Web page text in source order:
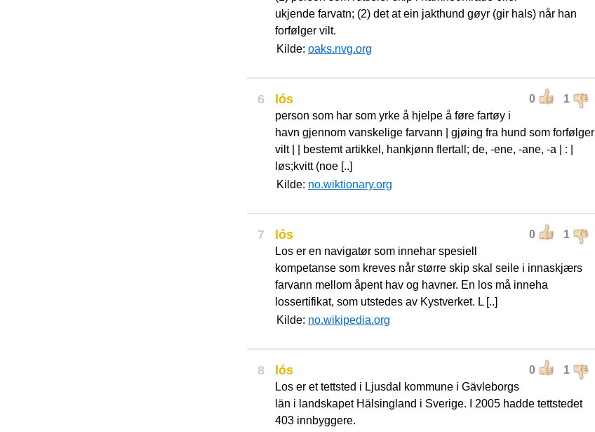
ukjende farvatn; (2) det at ein jakthund gøyr (gir hals) når han
forfølger vilt.
Kilde: oaks.nvg.org
6 0 1
lós
person som har som yrke å hjelpe å føre fartøy i
havn gjennom vanskelige farvann | gjøing fra hund som forfølger
vilt | | bestemt artikkel, hankjønn flertall; de, -ene, -ane, -a | : |
løs;kvitt (noe [..]
Kilde: no.wiktionary.org
7 0 1
lós
Los er en navigatør som innehar spesiell
kompetanse som kreves når større skip skal seile i innaskjærs
farvann mellom åpent hav og havner. En los må inneha
lossertifikat, som utstedes av Kystverket. L [..]
Kilde: no.wikipedia.org
8 0 1
lós
Los er et tettsted i Ljusdal kommune i Gävleborgs
län i landskapet Hälsingland i Sverige. I 2005 hadde tettstedet
403 innbyggere.